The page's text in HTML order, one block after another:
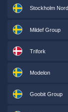
Stockholm
Mildef Group
Trifork
Modelon
Goobit Group